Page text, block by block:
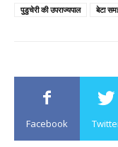
पुडुचेरी की उपराज्यपाल
बेटा
Facebook